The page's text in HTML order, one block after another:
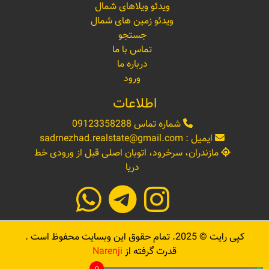
ویدئو ویلاهای شمال
ویدئو زمین های شمال
جستجو
تماس با ما
درباره ما
ورود
اطلاعات
شماره تماس 09123358288
ایمیل : sadrnezhad.realstate@gmail.com
مازندران، سرخرود، اتوبان اصلی قبل از ورودی خط
دریا
کپی رایت ©2025. تمام حقوق این وبسایت محفوظ است .
قدرت گرفته از Narenji